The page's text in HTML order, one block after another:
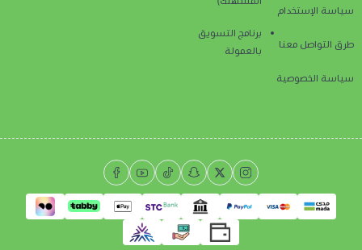
سياسة الإستخدام
طرق التواصل معنا
سياسة الخصوصية
برنامج التسويق
بالعمولة